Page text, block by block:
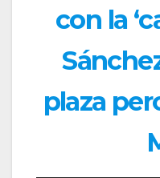
con la
plaza